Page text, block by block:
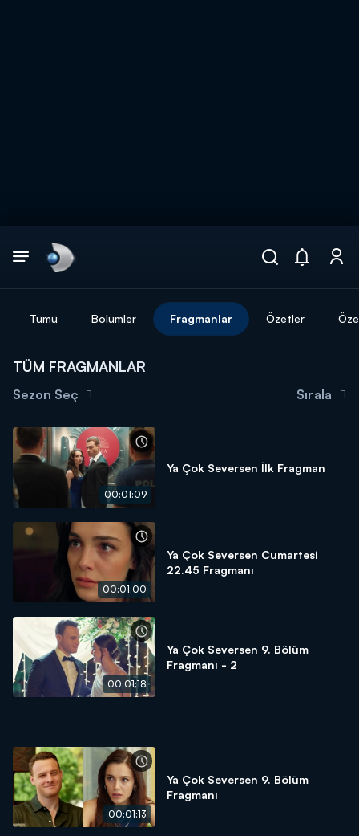
DİĞER SONUÇLAR
Tümü Bölümler Fragmanlar Özetler
TÜM FRAGMANLAR
Sezon Seç Sırala
00:01:09
Ya Çok Seversen İlk Fragman
00:01:00
Ya Çok Seversen Cumartesi
22.45 Fragmanı
00:01:18
Ya Çok Seversen 9. Bölüm
Fragmanı - 2
00:01:13
Ya Çok Seversen 9. Bölüm
Fragmanı